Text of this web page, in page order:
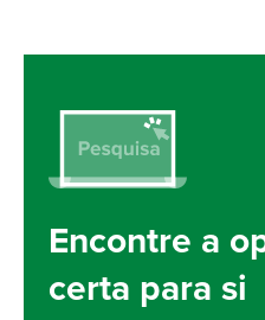
Encontre a
certa para si